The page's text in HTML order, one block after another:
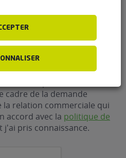
Energy Development
cadre de la demande
relation commerciale qui
accord avec la politique de
j'ai pris connaissance.